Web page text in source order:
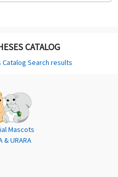
CATALOG
Search results
Mascots
& URARA